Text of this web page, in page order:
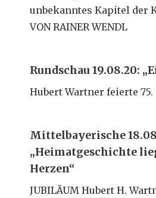
unbekanntes Kapitel der
VON RAINER WENDL
Rundschau 19.08.20:
Hubert Wartner feierte 75.
Mittelbayerische
„Heimatgeschichte
Herzen“
JUBILÄUM Hubert H.